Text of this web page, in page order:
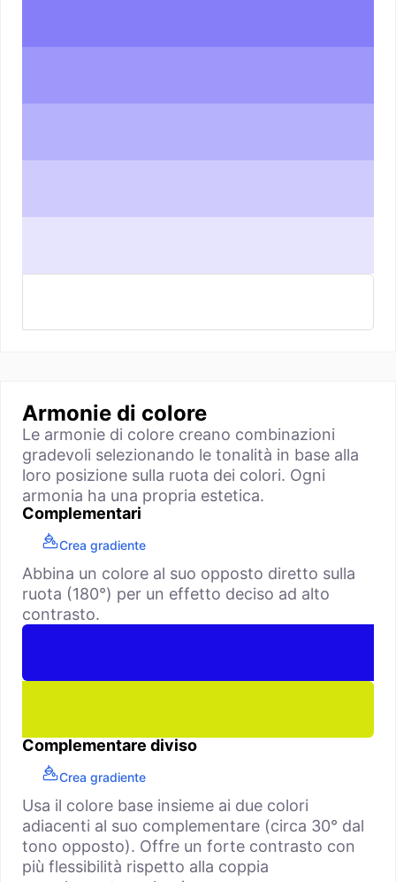
Armonie di colore
Le armonie di colore creano combinazioni
gradevoli selezionando le tonalità in base alla
loro posizione sulla ruota dei colori. Ogni
armonia ha una propria estetica.
Complementari
Crea gradiente
Abbina un colore al suo opposto diretto sulla
ruota (180°) per un effetto deciso ad alto
contrasto.
Complementare diviso
Crea gradiente
Usa il colore base insieme ai due colori
adiacenti al suo complementare (circa 30° dal
tono opposto). Offre un forte contrasto con
più flessibilità rispetto alla coppia